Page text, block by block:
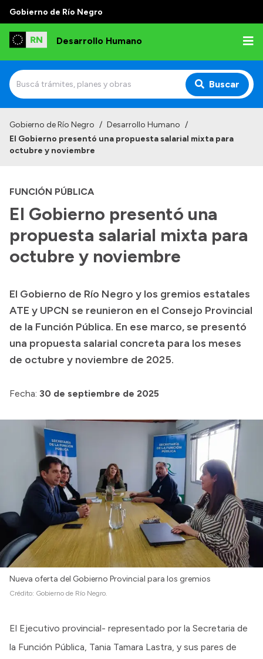
Gobierno de Río Negro
Desarrollo Humano
Buscar
Institucional
Autoridades
Delegaciones
Normativa
Presupuesto
Boletín Oficial
Compras y licitaciones
Consulta de expedientes
Convocatorias
Intranet
Login
Gobierno de Río Negro / Desarrollo Humano /
El Gobierno presentó una propuesta salarial mixta para
octubre y noviembre
FUNCIÓN PÚBLICA
El Gobierno presentó una
propuesta salarial mixta para
octubre y noviembre
El Gobierno de Río Negro y los gremios estatales
ATE y UPCN se reunieron en el Consejo Provincial
de la Función Pública. En ese marco, se presentó
una propuesta salarial concreta para los meses
de octubre y noviembre de 2025.
Fecha: 30 de septiembre de 2025
Nueva oferta del Gobierno Provincial para los gremios
Crédito: Gobierno de Río Negro.
El Ejecutivo provincial- representado por la Secretaria de
la Función Pública, Tania Tamara Lastra, y sus pares de